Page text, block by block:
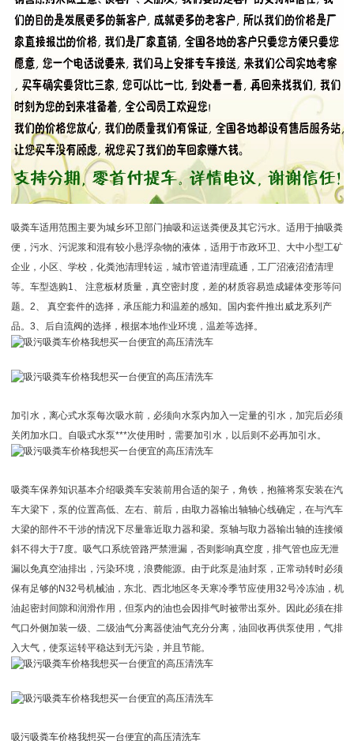
吸粪车适用范围主要为城乡环卫部门抽吸和运送粪便及其它污水。适用于抽吸粪
便，污水、污泥浆和混有较小悬浮杂物的液体，适用于市政环卫、大中小型工矿
企业，小区、学校，化粪池清理转运，城市管道清理疏通，工厂沼液沼渣清理
等。车型选购1、 注意板材质量，真空密封度，差的材质容易造成罐体变形等问
题。2、 真空套件的选择，承压能力和温差的感知。国内套件推出威龙系列产
品。3、后自流阀的选择，根据本地作业环境，温差等选择。
加引水，离心式水泵每次吸水前，必须向水泵内加入一定量的引水，加完后必须
关闭加水口。自吸式水泵***次使用时，需要加引水，以后则不必再加引水。
吸粪车保养知识基本介绍吸粪车安装前用合适的架子，角铁，抱箍将泵安装在汽
车大梁下，泵的位置高低、左右、前后，由取力器输出轴轴心线确定，在与汽车
大梁的部件不干涉的情况下尽量靠近取力器和梁。泵轴与取力器输出轴的连接倾
斜不得大于7度。吸气口系统管路严禁泄漏，否则影响真空度，排气管也应无泄
漏以免真空油排出，污染环境，浪费能源。由于此泵是油封泵，正常动转时必须
保有足够的N32号机械油，东北、西北地区冬天寒冷季节应使用32号冷冻油，机
油起密封间隙和润滑作用，但泵内的油也会因排气时被带出泵外。因此必须在排
气口外侧加装一级、二级油气分离器使油气充分分离，油回收再供泵使用，气排
入大气，使泵运转平稳达到无污染，并且节能。
吸污吸粪车价格我想买一台便宜的高压清洗车